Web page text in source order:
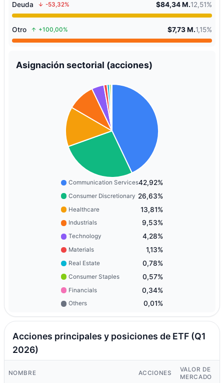
Deuda -53,32% $84,34 M.12,51%
Otro +100,00% $7,73 M.1,15%
Asignación sectorial (acciones)
Communication Services42,92%
Consumer Discretionary 26,63%
Healthcare 13,81%
Industrials 9,53%
Technology 4,28%
Materials 1,13%
Real Estate 0,78%
Consumer Staples 0,57%
Financials 0,34%
Others 0,01%
Acciones principales y posiciones de ETF (Q1
2026)
NOMBRE ACCIONES
VALOR DE
MERCADO